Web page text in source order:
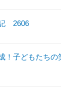
2606
！子どもたちの